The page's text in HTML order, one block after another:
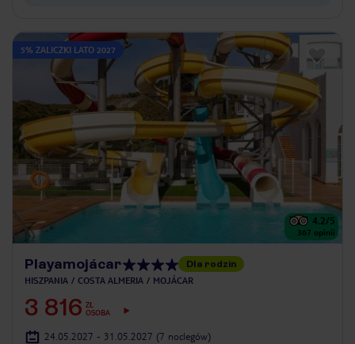
5% ZALICZKI LATO 2027
4.2/5
367 opinii
Playamojácar Dla rodzin
HISZPANIA COSTA ALMERIA MOJÁCAR
3 816 ZŁ
OSOBA
24.05.2027 - 31.05.2027 (7 noclegów)